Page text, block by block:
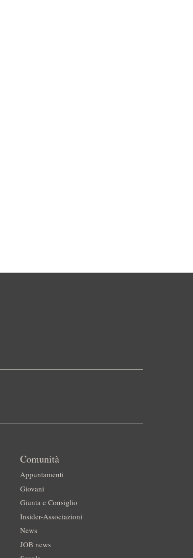
Comunità
Appuntamenti
Giovani
Giunta e Consiglio
Insider-Associazioni
News
JOB news